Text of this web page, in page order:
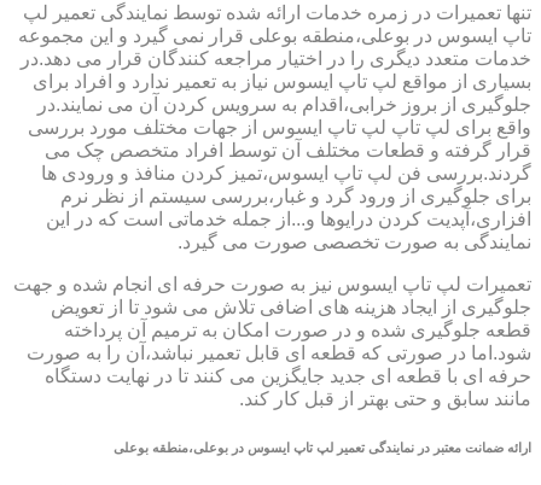
تنها تعمیرات در زمره خدمات ارائه شده توسط نمایندگی تعمیر لپ
تاپ ایسوس در بوعلی،منطقه بوعلی قرار نمی گیرد و این مجموعه
خدمات متعدد دیگری را در اختیار مراجعه کنندگان قرار می دهد.در
بسیاری از مواقع لپ تاپ ایسوس نیاز به تعمیر ندارد و افراد برای
جلوگیری از بروز خرابی،اقدام به سرویس کردن آن می نمایند.در
واقع برای لپ تاپ لپ تاپ ایسوس از جهات مختلف مورد بررسی
قرار گرفته و قطعات مختلف آن توسط افراد متخصص چک می
گردند.بررسی فن لپ تاپ ایسوس،تمیز کردن منافذ و ورودی ها
برای جلوگیری از ورود گرد و غبار،بررسی سیستم از نظر نرم
افزاری،آپدیت کردن درایوها و...از جمله خدماتی است که در این
نمایندگی به صورت تخصصی صورت می گیرد.
تعمیرات لپ تاپ ایسوس نیز به صورت حرفه ای انجام شده و جهت
جلوگیری از ایجاد هزینه های اضافی تلاش می شود تا از تعویض
قطعه جلوگیری شده و در صورت امکان به ترمیم آن پرداخته
شود.اما در صورتی که قطعه ای قابل تعمیر نباشد،آن را به صورت
حرفه ای با قطعه ای جدید جایگزین می کنند تا در نهایت دستگاه
مانند سابق و حتی بهتر از قبل کار کند.
ارائه ضمانت معتبر در نمایندگی تعمیر لپ تاپ ایسوس در بوعلی،منطقه بوعلی